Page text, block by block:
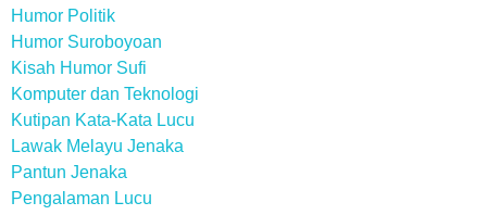
Humor Politik
Humor Suroboyoan
Kisah Humor Sufi
Komputer dan Teknologi
Kutipan Kata-Kata Lucu
Lawak Melayu Jenaka
Pantun Jenaka
Pengalaman Lucu